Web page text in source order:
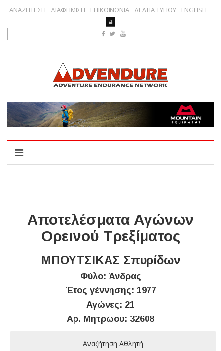
ΑΝΑΖΗΤΗΣΗ ΔΙΑΦΗΜΙΣΗ ΕΠΙΚΟΙΝΩΝΙΑ ΔΕΛΤΙΑ ΤΥΠΟΥ ENGLISH
Αποτελέσματα Αγώνων
Ορεινού Τρεξίματος
ΜΠΟΥΤΣΙΚΑΣ Σπυρίδων
Φύλο: Άνδρας
Έτος γέννησης: 1977
Αγώνες: 21
Αρ. Μητρώου: 32608
Αναζήτηση Αθλητή